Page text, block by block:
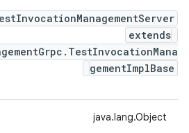
extends
gementImplBase
java.lang.Object